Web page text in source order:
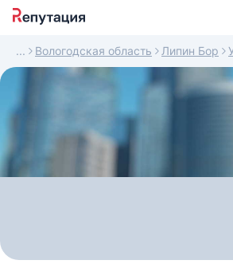
Вологодская область Липин Бор